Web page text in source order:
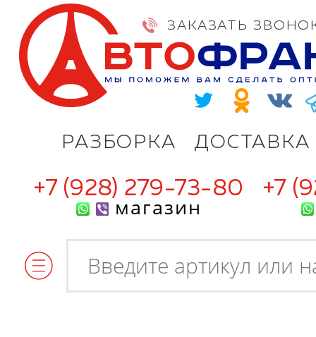
РАЗБОРКА ДОСТАВКА
ЗАКАЗАТЬ
+7 (928) 279-73-80
магазин
+7